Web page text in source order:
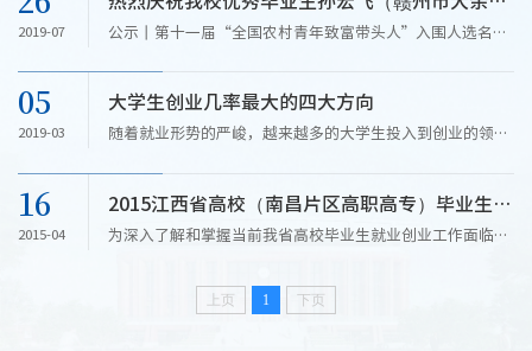
新农人、...
2019-07
公示丨第十一届“全国农村青年致富带头人”入围人选名单
注 为深入学习习近平新时代中国特色社会主义思想，贯彻党
的十九大和十九届二中、三中全会精神，落实中央农村工作
会议、...
05
2019-03
大学生创业几率最大的四大方向
随着就业形势的严峻，越来越多的大学生投入到创业的领域
潮中找到适合自己的方向呢？ 一 高科技领域 身处高新科技
前沿阵地的大学生，在这一领域创业有着近水楼台先得月的
优势，...
16
2015-04
2015江西省高校（南昌片区高职高专）毕业生就业创业工作调研座谈会在昌召开
为深入了解和掌握当前我省高校毕业生就业创业工作面临的
服务体系，进一步促进毕业生充分就业，提高就业质量和创
上页 1 下页